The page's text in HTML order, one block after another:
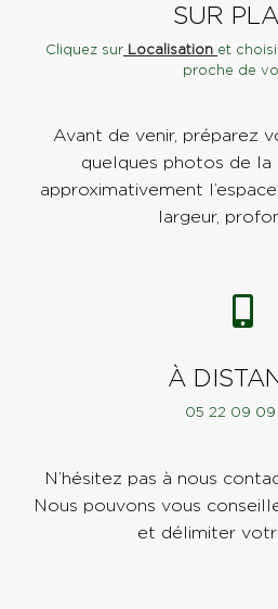
SUR
Cliquez sur Localisation et
proche de
Avant de venir, préparez
quelques photos de la
approximativement
largeur,
À
05 22 09 09
N’hésitez pas à nous
Nous pouvons vous
et délimiter